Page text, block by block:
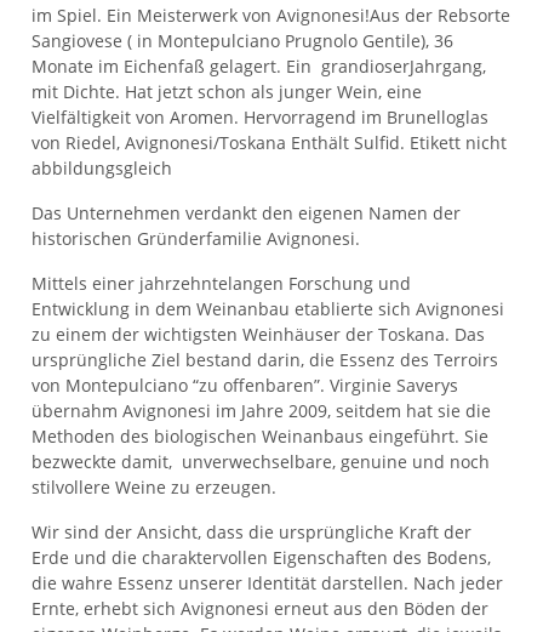
im Spiel. Ein Meisterwerk von Avignonesi!Aus der Rebsorte
Sangiovese ( in Montepulciano Prugnolo Gentile), 36
Monate im Eichenfaß gelagert. Ein grandioserJahrgang,
mit Dichte. Hat jetzt schon als junger Wein, eine
Vielfältigkeit von Aromen. Hervorragend im Brunelloglas
von Riedel, Avignonesi/Toskana Enthält Sulfid. Etikett nicht
abbildungsgleich
Das Unternehmen verdankt den eigenen Namen der
historischen Gründerfamilie Avignonesi.
Mittels einer jahrzehntelangen Forschung und
Entwicklung in dem Weinanbau etablierte sich Avignonesi
zu einem der wichtigsten Weinhäuser der Toskana. Das
ursprüngliche Ziel bestand darin, die Essenz des Terroirs
von Montepulciano “zu offenbaren”. Virginie Saverys
übernahm Avignonesi im Jahre 2009, seitdem hat sie die
Methoden des biologischen Weinanbaus eingeführt. Sie
bezweckte damit, unverwechselbare, genuine und noch
stilvollere Weine zu erzeugen.
Wir sind der Ansicht, dass die ursprüngliche Kraft der
Erde und die charaktervollen Eigenschaften des Bodens,
die wahre Essenz unserer Identität darstellen. Nach jeder
Ernte, erhebt sich Avignonesi erneut aus den Böden der